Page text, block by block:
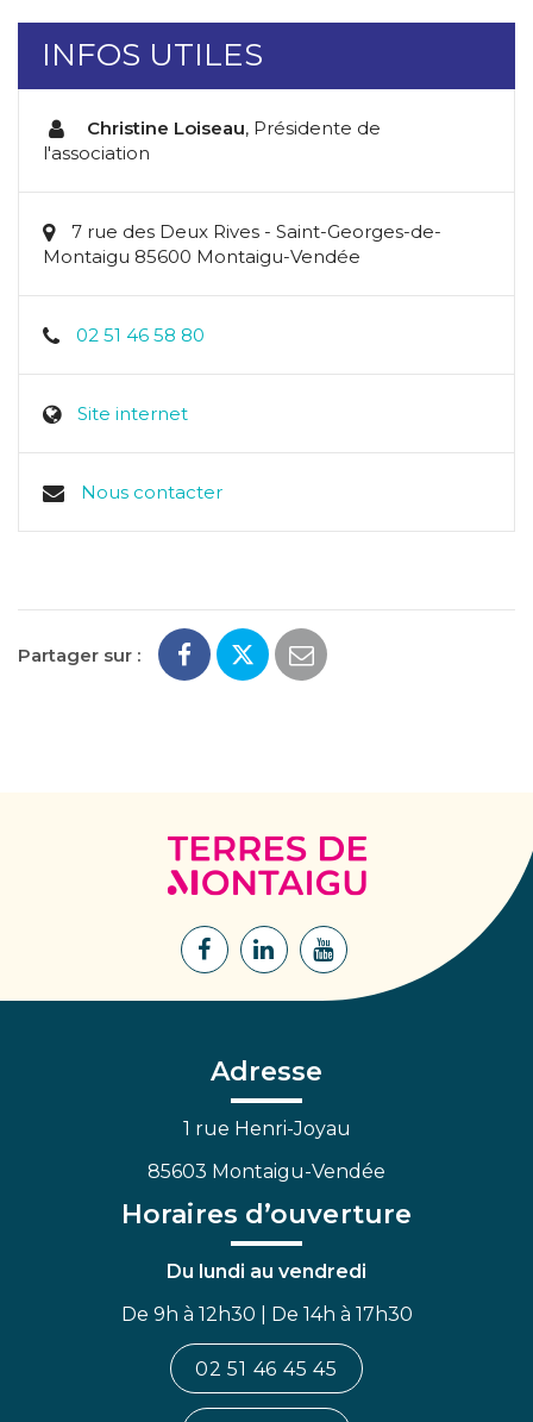
INFOS UTILES
Christine Loiseau, Présidente de
l'association
7 rue des Deux Rives - Saint-Georges-de-
Montaigu 85600 Montaigu-Vendée
02 51 46 58 80
Site internet
Nous contacter
Partager sur :
Terres
de
Lien
Facebook
Lien
Linkedin
Lien
Adresse
1 rue Henri-Joyau
85603 Montaigu-Vendée
Horaires d’ouverture
Du lundi au vendredi
De 9h à 12h30 | De 14h à 17h30
02 51 46 45 45